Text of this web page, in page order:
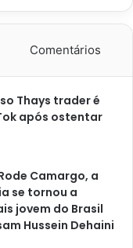
Comentários
Thays trader é
após ostentar
Camargo, a
se tornou a
jovem do Brasil
Hussein Dehaini